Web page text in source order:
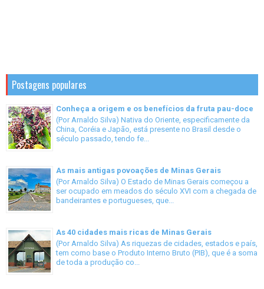
Postagens populares
Conheça a origem e os benefícios da fruta pau-doce
(Por Arnaldo Silva) Nativa do Oriente, especificamente da
China, Coréia e Japão, está presente no Brasil desde o
século passado, tendo fe...
As mais antigas povoações de Minas Gerais
(Por Arnaldo Silva) O Estado de Minas Gerais começou a
ser ocupado em meados do século XVI com a chegada de
bandeirantes e portugueses, que...
As 40 cidades mais ricas de Minas Gerais
(Por Arnaldo Silva) As riquezas de cidades, estados e país,
tem como base o Produto Interno Bruto (PIB), que é a soma
de toda a produção co...